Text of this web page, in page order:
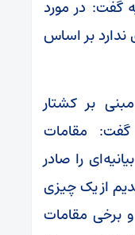
گفت: در مورد
ندارد بر اساس
بر کشتار
گفت: مقامات
را صادر
از یک چیزی
برخی مقامات